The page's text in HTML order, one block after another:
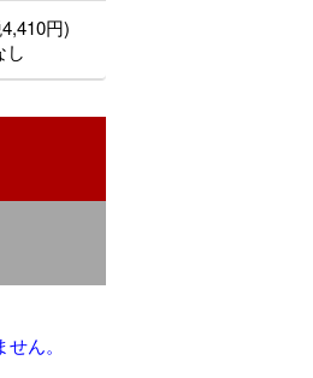
円)
し
ん。